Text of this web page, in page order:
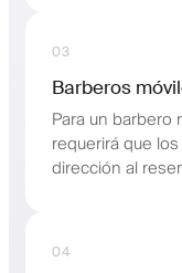
03
Barberos
Para un barbero
requerirá que
dirección al
04